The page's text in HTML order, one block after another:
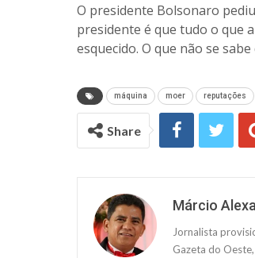
O presidente Bolsonaro
presidente é que tudo o que
esquecido. O que não se
máquina moer reputações
Share
Márcio
Jornalista
Gazeta do